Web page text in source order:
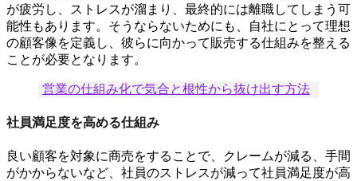
が疲労し、ストレスが溜まり、最終的には離職してしまう可
能性もあります。そうならないためにも、自社にとって理想
の顧客像を定義し、彼らに向かって販売する仕組みを整える
ことが必要となります。
営業の仕組み化で気合と根性から抜け出す方法
社員満足度を高める仕組み
良い顧客を対象に商売をすることで、クレームが減る、手間
がかからないなど、社員のストレスが減って社員満足度が高